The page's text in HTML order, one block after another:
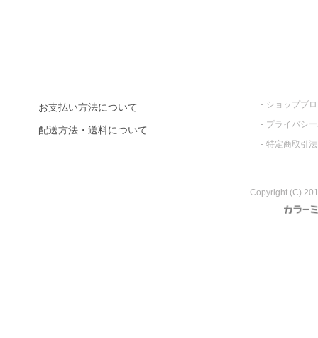
お支払い方法について
配送方法・送料について
ショップブ
プライバシ
特定商取引
Copyright (C)